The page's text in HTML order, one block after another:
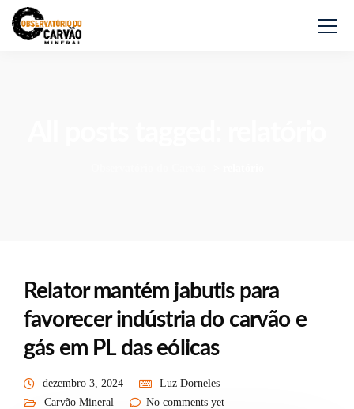
Relator mantém jabutis para
favorecer indústria do carvão e
gás em PL das eólicas
dezembro 3, 2024
Luz Dorneles
Carvão Mineral
No comments yet